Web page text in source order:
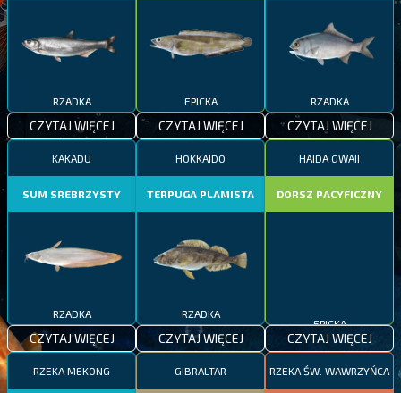
RZADKA
CZYTAJ WIĘCEJ
EPICKA
CZYTAJ WIĘCEJ
RZADKA
CZYTAJ WIĘCEJ
KAKADU
SUM SREBRZYSTY
RZADKA
CZYTAJ WIĘCEJ
HOKKAIDO
TERPUGA PLAMISTA
RZADKA
CZYTAJ WIĘCEJ
HAIDA GWAII
DORSZ PACYFICZNY
CZYTAJ WIĘCEJ
RZEKA MEKONG GIBRALTAR RZEKA ŚW. WAWRZYŃCA